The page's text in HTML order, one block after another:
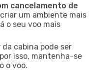
cancelamento de
um ambiente mais
o seu voo mais
da cabina pode ser
isso, mantenha-se
o voo.